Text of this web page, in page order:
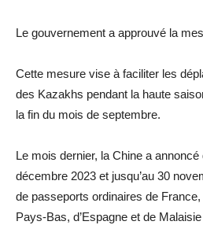
Le gouvernement a approuvé la
Cette mesure vise à faciliter les
des Kazakhs pendant la haute
la fin du mois de septembre.
Le mois dernier, la Chine a annoncé
décembre 2023 et jusqu’au 30
de passeports ordinaires de France,
Pays-Bas, d’Espagne et de